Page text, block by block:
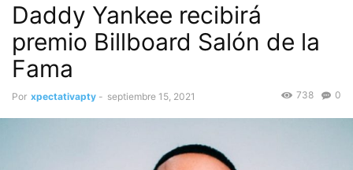
Daddy Yankee recibirá
premio Billboard Salón de la
Fama
Por xpectativapty - septiembre 15, 2021 0
738